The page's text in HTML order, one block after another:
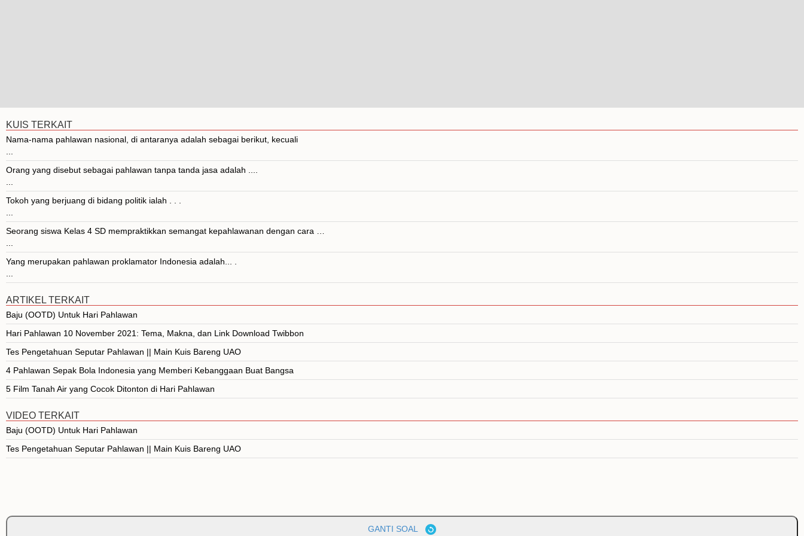
KUIS TERKAIT
Nama-nama pahlawan nasional, di antaranya adalah sebagai berikut, kecuali
Orang yang disebut sebagai pahlawan tanpa tanda jasa adalah ....
Tokoh yang berjuang di bidang politik ialah . . .
Seorang siswa Kelas 4 SD mempraktikkan semangat kepahlawanan dengan cara …
Yang merupakan pahlawan proklamator Indonesia adalah... .
ARTIKEL TERKAIT
Baju (OOTD) Untuk Hari Pahlawan
Hari Pahlawan 10 November 2021: Tema, Makna, dan Link Download Twibbon
Tes Pengetahuan Seputar Pahlawan || Main Kuis Bareng UAO
4 Pahlawan Sepak Bola Indonesia yang Memberi Kebanggaan Buat Bangsa
5 Film Tanah Air yang Cocok Ditonton di Hari Pahlawan
VIDEO TERKAIT
Baju (OOTD) Untuk Hari Pahlawan
Tes Pengetahuan Seputar Pahlawan || Main Kuis Bareng UAO
GANTI SOAL